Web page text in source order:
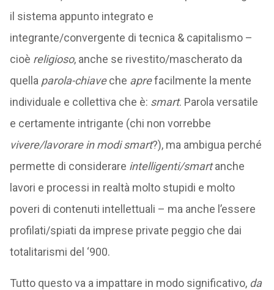
il sistema appunto integrato e
integrante/convergente di tecnica & capitalismo –
cioè religioso, anche se rivestito/mascherato da
quella parola-chiaveche aprefacilmente la mente
individuale e collettiva che è: smart. Parola versatile
e certamente intrigante (chi non vorrebbe
vivere/lavorare in modi smart?), ma ambigua perché
permette di considerare intelligenti/smartanche
lavori e processi in realtà molto stupidi e molto
poveri di contenuti intellettuali – ma anche l’essere
profilati/spiati da imprese private peggio che dai
totalitarismi del ‘900.
Tutto questo va a impattare in modo significativo, da